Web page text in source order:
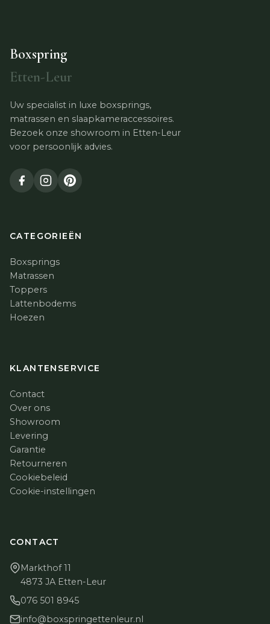
Boxspring
Etten-Leur
Uw specialist in luxe boxsprings,
matrassen en slaapkameraccessoires.
Bezoek onze showroom in Etten-Leur
voor persoonlijk advies.
CATEGORIEËN
Boxsprings
Matrassen
Toppers
Lattenbodems
Hoezen
KLANTENSERVICE
Contact
Over ons
Showroom
Levering
Garantie
Retourneren
Cookiebeleid
Cookie-instellingen
CONTACT
Markthof 11
4873 JA Etten-Leur
076 501 8945
info@boxspringettenleur.nl